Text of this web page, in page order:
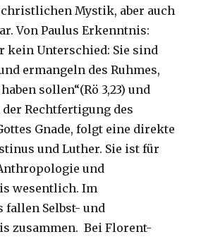
christlichen Mystik, aber auch
Von Paulus Erkenntnis:
kein Unterschied: Sie sind
ermangeln des Ruhmes,
sollen“(Rö 3,23) und
der Rechtfertigung des
Gnade, folgt eine direkte
und Luther. Sie ist für
und
wesentlich. Im
fallen Selbst- und
zusammen. Bei Florent-